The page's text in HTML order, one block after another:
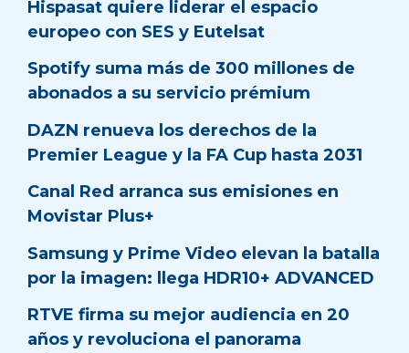
Hispasat quiere liderar el espacio
europeo con SES y Eutelsat
Spotify suma más de 300 millones de
abonados a su servicio prémium
DAZN renueva los derechos de la
Premier League y la FA Cup hasta 2031
Canal Red arranca sus emisiones en
Movistar Plus+
Samsung y Prime Video elevan la batalla
por la imagen: llega HDR10+ ADVANCED
RTVE firma su mejor audiencia en 20
años y revoluciona el panorama